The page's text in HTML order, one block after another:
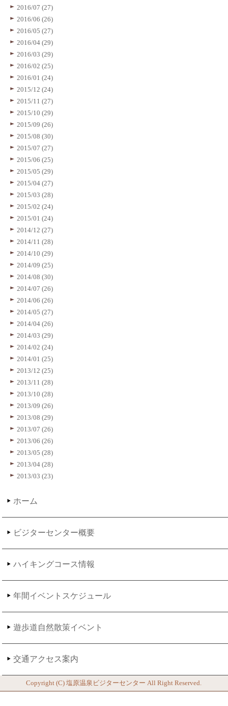
2016/07 (27)
2016/06 (26)
2016/05 (27)
2016/04 (29)
2016/03 (29)
2016/02 (25)
2016/01 (24)
2015/12 (24)
2015/11 (27)
2015/10 (29)
2015/09 (26)
2015/08 (30)
2015/07 (27)
2015/06 (25)
2015/05 (29)
2015/04 (27)
2015/03 (28)
2015/02 (24)
2015/01 (24)
2014/12 (27)
2014/11 (28)
2014/10 (29)
2014/09 (25)
2014/08 (30)
2014/07 (26)
2014/06 (26)
2014/05 (27)
2014/04 (26)
2014/03 (29)
2014/02 (24)
2014/01 (25)
2013/12 (25)
2013/11 (28)
2013/10 (28)
2013/09 (26)
2013/08 (29)
2013/07 (26)
2013/06 (26)
2013/05 (28)
2013/04 (28)
2013/03 (23)
ホーム
ビジターセンター概要
ハイキングコース情報
年間イベントスケジュール
遊歩道自然散策イベント
交通アクセス案内
Copyright (C)塩原温泉ビジターセンター All Right Reserved.